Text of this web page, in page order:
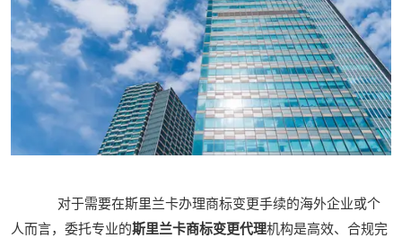
对于需要在斯里兰卡办理商标变更手续的海外企业或个
人而言，委托专业的斯里兰卡商标变更代理机构是高效、合规完